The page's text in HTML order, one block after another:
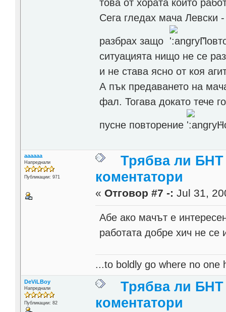
това от хората които
Сега гледах мача Левски
разбрах защо
ситуацията нищо не се
и не става ясно от коя
А пък предаването на
фал. Тогава докато тече
пусне повторение
aaaaaa
Напреднали
Публикации: 971
Трябва ли БНТ
коментатори
« Отговор #7 -: Jul 31,
Абе ако мачът е
работата добре хич не
...to boldly go where no one
DeViLBoy
Напреднали
Публикации: 82
Трябва ли БНТ
коментатори